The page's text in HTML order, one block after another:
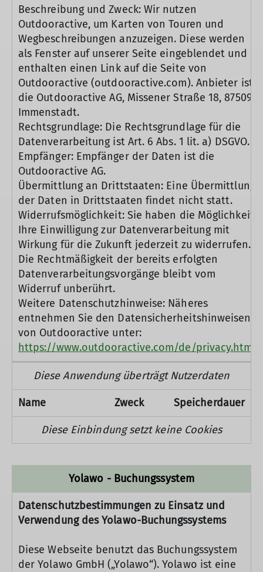
Beschreibung und Zweck: Wir nutzen
Outdooractive, um Karten von Touren und
Wegbeschreibungen anzuzeigen. Diese werden
als Fenster auf unserer Seite eingeblendet und
enthalten einen Link auf die Seite von
Outdooractive (outdooractive.com). Anbieter ist
die Outdooractive AG, Missener Straße 18, 87509
Immenstadt.
Rechtsgrundlage: Die Rechtsgrundlage für die
Datenverarbeitung ist Art. 6 Abs. 1 lit. a) DSGVO.
Empfänger: Empfänger der Daten ist die
Outdooractive AG.
Übermittlung an Drittstaaten: Eine Übermittlung
der Daten in Drittstaaten findet nicht statt.
Widerrufsmöglichkeit: Sie haben die Möglichkeit,
Ihre Einwilligung zur Datenverarbeitung mit
Wirkung für die Zukunft jederzeit zu widerrufen.
Die Rechtmäßigkeit der bereits erfolgten
Datenverarbeitungsvorgänge bleibt vom
Widerruf unberührt.
Weitere Datenschutzhinweise: Näheres
entnehmen Sie den Datensicherheitshinweisen
von Outdooractive unter:
https://www.outdooractive.com/de/privacy.html
Diese Anwendung überträgt Nutzerdaten
Name Zweck Speicherdauer
Diese Einbindung setzt keine Cookies
Yolawo - Buchungssystem
Datenschutzbestimmungen zu Einsatz und
Verwendung des Yolawo-Buchungssystems
Diese Webseite benutzt das Buchungssystem
der Yolawo GmbH („Yolawo“). Yolawo ist eine